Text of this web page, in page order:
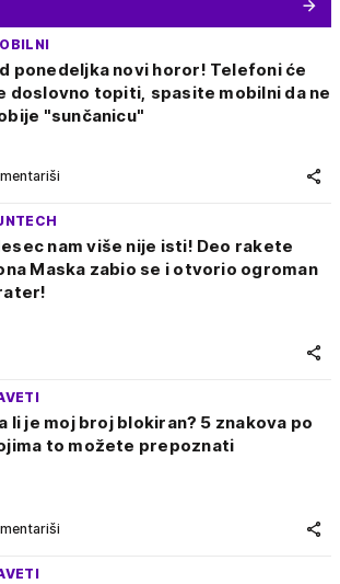
ponedeljka novi horor! Telefoni će
doslovno topiti, spasite mobilni da ne
"sunčanicu"
nam više nije isti! Deo rakete
Maska zabio se i otvorio ogroman
li je moj broj blokiran? 5 znakova po
to možete prepoznati